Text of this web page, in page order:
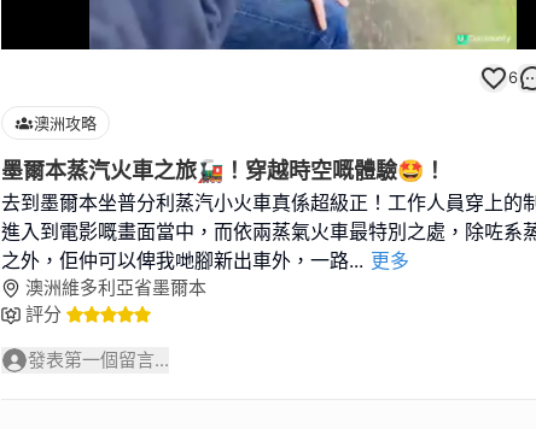
Loaded:
100.00%
6
澳洲攻略
墨爾本蒸汽火車之旅🚂！穿越時空嘅體驗🤩！
去到墨爾本坐普分利蒸汽小火車真係超級正！工作人員穿上的
進入到電影嘅畫面當中，而依兩蒸氣火車最特別之處，除咗系
之外，佢仲可以俾我哋腳新出車外，一路... 更多
澳洲維多利亞省墨爾本
評分
發表第一個留言...